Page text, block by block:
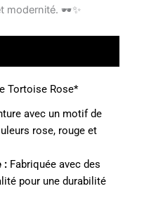
modernité. 🕶️✨
Tortoise Rose*
avec un motif de
rose, rouge et
:Fabriquée avec des
pour une durabilité